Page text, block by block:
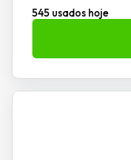
545 usados hoje